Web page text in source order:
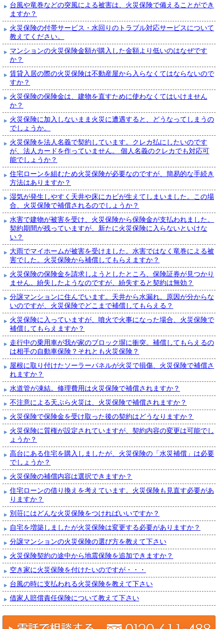
台風や竜巻などの突風による被害は、火災保険で備えることができ
ますか？
火災保険の付帯サービス・水回りのトラブル対応サービスについて
教えてください。
マンションの火災保険金額が購入した金額より低いのはなぜです
か？
賃貸入居の際の火災保険は不動産屋から入らなくてはならないので
すか？
火災保険の保険金は、建物を直すために使わなくてはいけません
か？
火災保険に加入しないまま火災に遭遇すると、どうなってしまうの
でしょうか。
火災保険を法人名義で契約しています。クレカ払にしたいのです
が、法人カードを作っていません。 個人名義のクレカでも対応可
能でしょうか？
住宅ローンを組むため火災保険が必要なのですが、簡易的な手続き
方法はありますか？
湿気が発生しやすく天井や床にカビが生えてしまいました。この場
合、火災保険で補償されるのでしょうか？
水害で建物が被害を受け、火災保険から保険金が支払われました。
契約期間が残っていますが、新たに火災保険に入らないといけな
い？
大雨でマイホームが被害を受けました。水害ではなく竜巻による被
害でした。火災保険から補償してもらえますか？
火災保険の保険金を請求しようとしたところ、保険証券が見つかり
ません。紛失したようなのですが、紛失すると契約は無効？
分譲マンションに住んでいます。天井から水漏れ。原因が分からな
いのですが、火災保険でどこまで補償してもらえる？
火災保険に入っていますが、噴火で火事になった場合、火災保険で
補償してもらえますか？
走行中の乗用車が我が家のブロック塀に衝突。補償してもらえるの
は相手の自動車保険？それとも火災保険？
屋根に取り付けたソーラーパネルが火災で損傷、火災保険で補償さ
れますか？
水道管が凍結。修理費用は火災保険で補償されますか？
不注意による天ぷら火災は、火災保険で補償されますか？
火災保険で保険金を受け取った後の契約はどうなりますか？
火災保険に質権が設定されていますが、契約内容の変更は可能でし
ょうか？
高台にある住宅を購入しましたが、火災保険の「水災補償」は必要
でしょうか？
火災保険の補償内容は選択できますか？
住宅ローンの借り換えを考えています。火災保険も見直す必要があ
りますか？
別荘にはどんな火災保険をつければいいですか？
自宅を増築しましたが火災保険は変更する必要がありますか？
分譲マンションの火災保険の選び方を教えて下さい
火災保険契約の途中から地震保険を追加できますか？
空き家に火災保険を付けたいのですが・・・
台風の時に支払われる火災保険を教えて下さい
借家人賠償責任保険について教えて下さい